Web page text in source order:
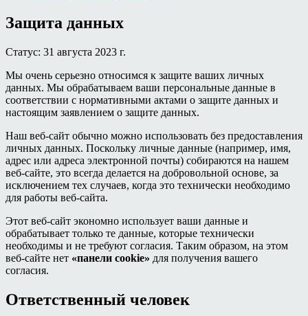
Защита данных
Статус: 31 августа 2023 г.
Мы очень серьезно относимся к защите ваших личных
данных. Мы обрабатываем ваши персональные данные в
соответствии с нормативными актами о защите данных и
настоящим заявлением о защите данных.
Наш веб-сайт обычно можно использовать без предоставления
личных данных. Поскольку личные данные (например, имя,
адрес или адреса электронной почты) собираются на нашем
веб-сайте, это всегда делается на добровольной основе, за
исключением тех случаев, когда это технически необходимо
для работы веб-сайта.
Этот веб-сайт экономно использует ваши данные и
обрабатывает только те данные, которые технически
необходимы и не требуют согласия. Таким образом, на этом
веб-сайте нет «панели cookie» для получения вашего
согласия.
Ответственный человек